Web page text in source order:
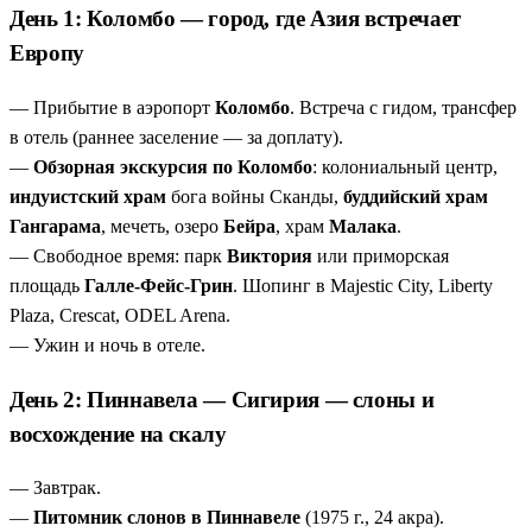
смотреть, как слоны купаются и общаются, можно
Сигирия — вызов, который стоит принять
ступеней, фрески, лапы льва и руины дворца на
вершине.
Анурадхапура и Полоннарува за один день— две
столицы, два ЮНЕСКО, 2250-летнее дерево Бо и
каменные Будды.
Храм Зуба Будды в Канди плюс танцевальное шоу
главная реликвия острова и яркие традиционные танцы.
Сафари в Яле — шанс увидеть леопарда в дикой
природе. Слоны, крокодилы и павлины —
Гибкий пляжный отдых — 4–8 ночей на выбор
оставайтесь на побережье столько, сколько хотите.
День 1: Коломбо — город, где Азия встречает
Европу
— Прибытие в аэропорт Коломбо. Встреча с гидом, трансфер
в отель (раннее заселение — за доплату).
— Обзорная экскурсия по Коломбо: колониальный центр,
индуистский храм бога войны Сканды, буддийский храм
Гангарама, мечеть, озеро Бейра, храм Малака.
— Свободное время: парк Виктория или приморская
площадь Галле-Фейс-Грин. Шопинг в Majestic City, Liberty
Plaza, Crescat, ODEL Arena.
— Ужин и ночь в отеле.
День 2: Пиннавела — Сигирия — слоны и
восхождение на скалу
— Завтрак.
— Питомник слонов в Пиннавеле (1975 г., 24 акра).